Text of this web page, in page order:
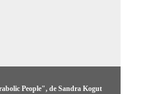
People", de Sandra Kogut